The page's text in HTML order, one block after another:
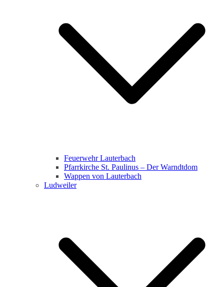
Feuerwehr Lauterbach
Pfarrkirche St. Paulinus – Der Warndtdom
Wappen von Lauterbach
Ludweiler